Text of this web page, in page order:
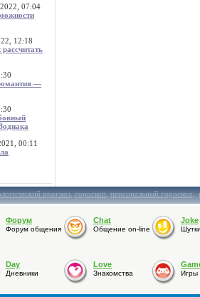
2022, 07:04
12:18
—
00:11
прогноз,гороскоп,персональный гороскоп,
Форум
Форум общения
Chat
Общение on-line
Joke
Day
Дневники
Love
Знакомства Игры